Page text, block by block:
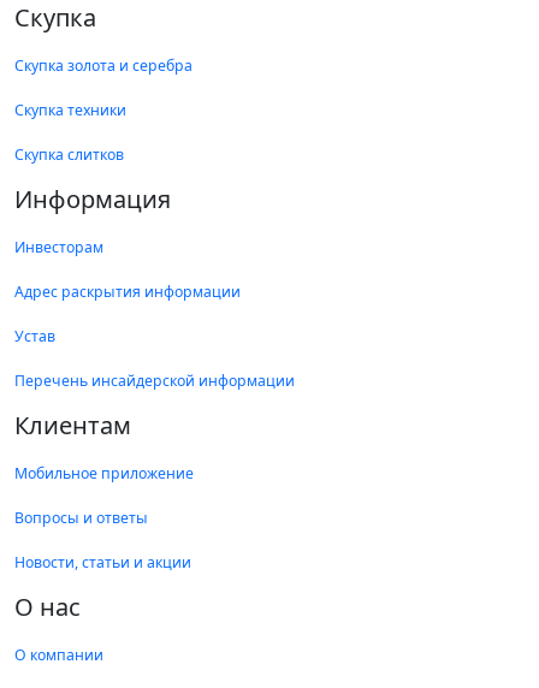
Скупка
Скупка золота и серебра
Скупка техники
Скупка слитков
Информация
Инвесторам
Адрес раскрытия информации
Устав
Перечень инсайдерской информации
Клиентам
Мобильное приложение
Вопросы и ответы
Новости, статьи и акции
О нас
О компании